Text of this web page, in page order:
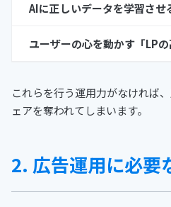
AIに正しいデータを学習させ
ユーザーの心を動かす「LPの
これらを行う運用力がなければ
ェアを奪われてしまいます。
2. 広告運用に必要